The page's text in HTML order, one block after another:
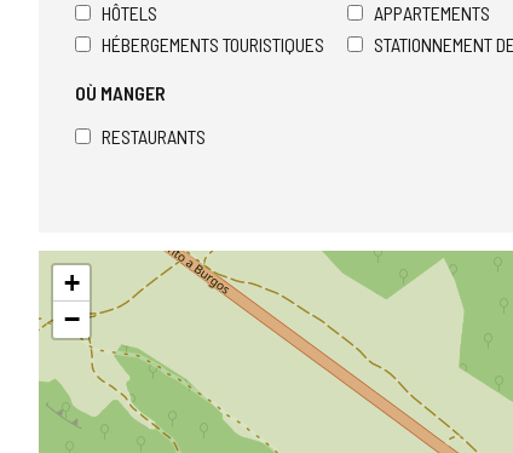
HÔTELS
APPARTEMENTS
HÉBERGEMENTS TOURISTIQUES
STATIONNEMENT
OÙ MANGER
RESTAURANTS
Sauter
+
−